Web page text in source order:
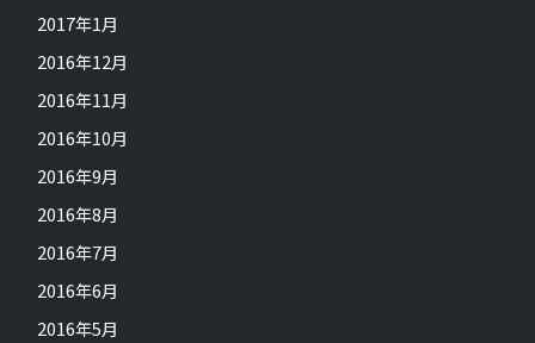
2017年1月
2016年12月
2016年11月
2016年10月
2016年9月
2016年8月
2016年7月
2016年6月
2016年5月